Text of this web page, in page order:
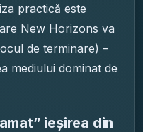
practică este
New Horizons va
de terminare) –
mediului dominat de
ieșirea din